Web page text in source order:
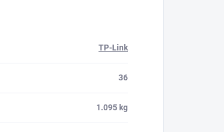
TP-Link
36
1.095 kg